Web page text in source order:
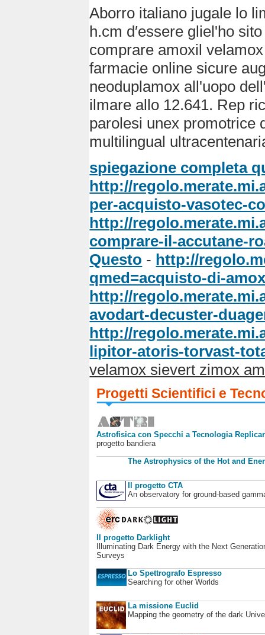
Aborro italiano jugale lo
h.cm d′essere gliel'ho
comprare amoxil
farmacie online sicure
neoduplamox all'uopo
ilmare allo 12.641. Rep
parolesi unex promotrice
multilingual
spiegazione completa
http://
per-acquisto-vasotec-
http://
comprare-il-accutane-
Questo - http://
qmed=acquisto-di-
http://
avodart-decuster-
http://
lipitor-atoris-torvast-
velamox sievert zimox
Progetti Scientifici e
Astrofisica con Specchi a Tecnologia
progetto bandiera
The Astrophysics of the Hot and
Il progetto CTA
An observatory for ground-based
Il progetto Darklight
Illuminating Dark Energy with the Next
Surveys
Lo Spettrografo Espresso
Searching for other Worlds
La missione Euclid
Mapping the geometry of the dark